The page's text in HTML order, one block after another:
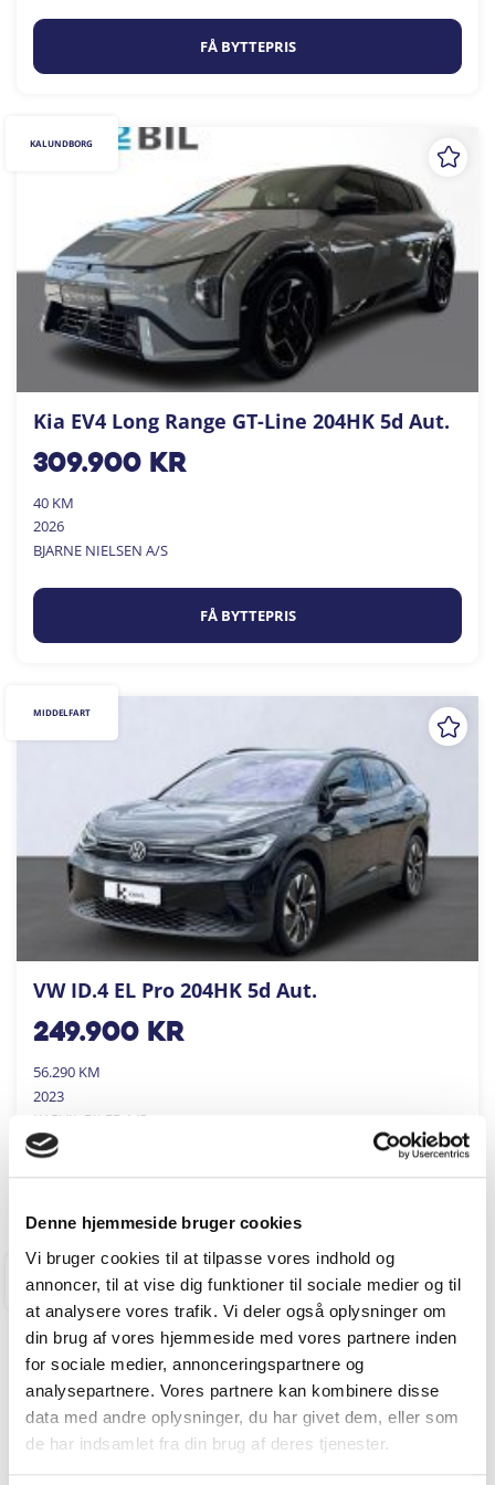
Denne hjemmeside bruger cookies
Vi bruger cookies til at tilpasse vores indhold og
annoncer, til at vise dig funktioner til sociale medier og til
at analysere vores trafik. Vi deler også oplysninger om
din brug af vores hjemmeside med vores partnere inden
for sociale medier, annonceringspartnere og
analysepartnere. Vores partnere kan kombinere disse
data med andre oplysninger, du har givet dem, eller som
de har indsamlet fra din brug af deres tjenester.
FÅ BYTTEPRIS
Kia EV4 Long Range GT-Line 204HK 5d Aut.
309.900kr
40 KM
2026
BJARNE NIELSEN A/S
FÅ BYTTEPRIS
KALUNDBORG
VW ID.4 EL Pro 204HK 5d Aut.
249.900kr
56.290 KM
2023
KARVIL BILER A/S
MIDDELFART
RINGKØBING